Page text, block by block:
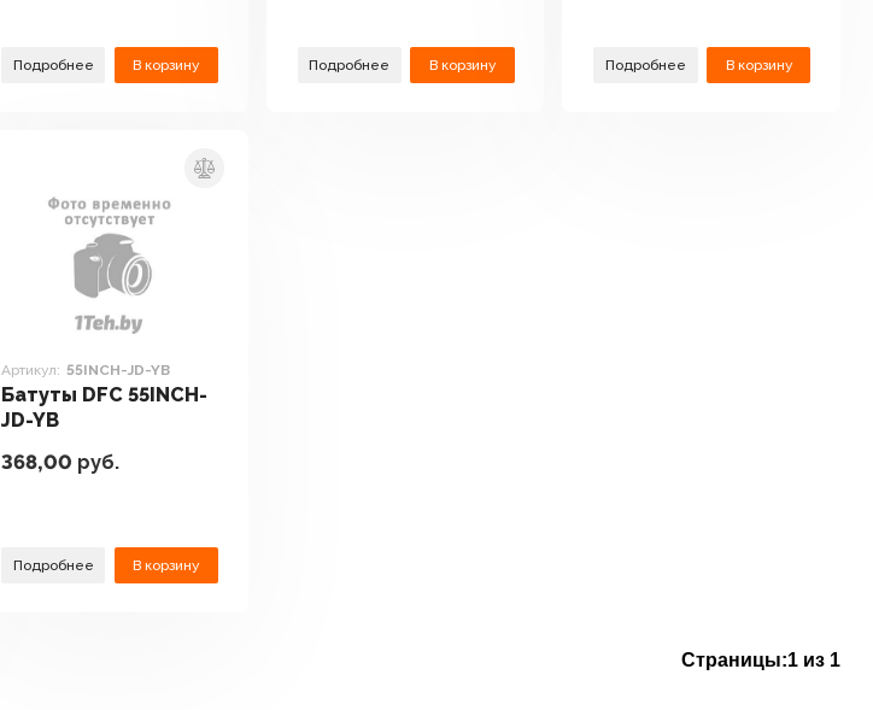
Подробнее В корзину Подробнее В корзину Подробнее В корзину
Артикул: 55INCH-JD-YB
Батуты DFC 55INCH-
JD-YB
368,00 руб.
Подробнее В корзину
Страницы:1 из 1